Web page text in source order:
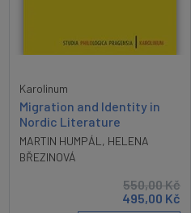
Karolinum
Migration and Identity in
Nordic Literature
MARTIN HUMPÁL , HELENA
BŘEZINOVÁ
550,00Kč
495,00 Kč